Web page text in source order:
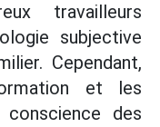
travailleurs
subjective
Cependant,
et les
des